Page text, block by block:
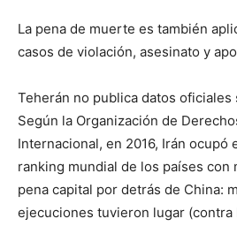
La pena de muerte es también
casos de violación, asesinato y
Teherán no publica datos
Según la Organización de
Internacional, en 2016, Irán ocupó
ranking mundial de los países con
pena capital por detrás de China:
ejecuciones tuvieron lugar (contra